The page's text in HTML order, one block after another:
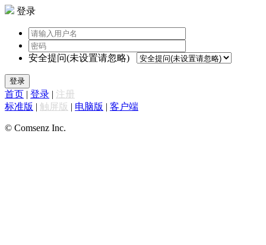
登录
安全提问(未设置请忽略)
登录
首页 | 登录 | 注册
标准版 | 触屏版 | 电脑版 | 客户端
© Comsenz Inc.